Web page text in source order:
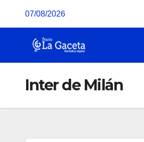
07/08/2026
Inter de Milán